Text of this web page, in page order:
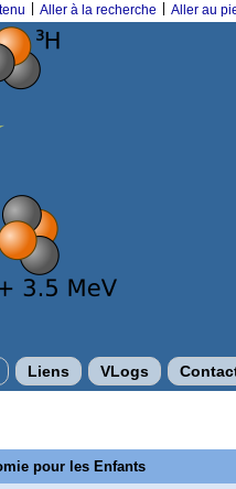
Aller à la recherche Aller au
Liens VLogs
pour les Enfants